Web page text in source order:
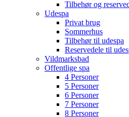
Tilbehør og
Udespa
Privat brug
Sommerhus
Tilbehør til udespa
Reservedele til
Vildmarksbad
Offentlige spa
4 Personer
5 Personer
6 Personer
7 Personer
8 Personer